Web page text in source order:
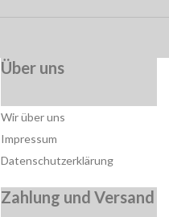
Über uns
Wir über uns
Impressum
Datenschutzerklärung
Zahlung und Versand